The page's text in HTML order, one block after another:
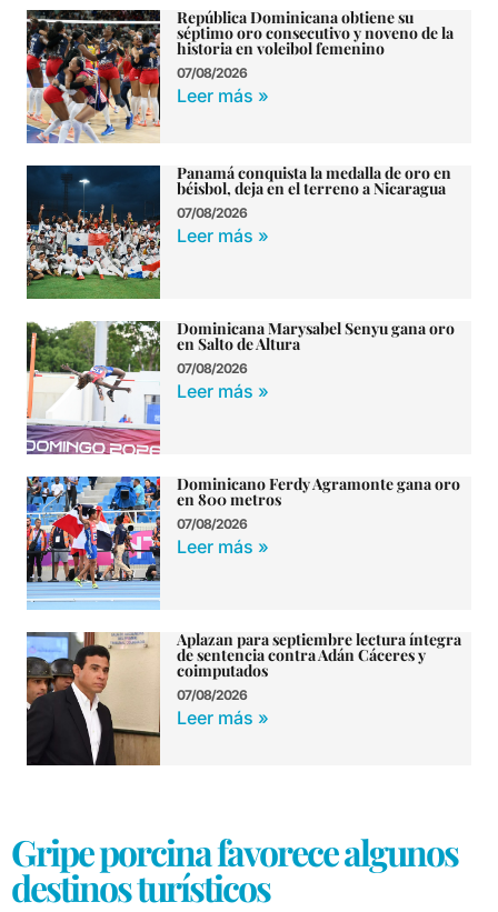
República Dominicana obtiene su
séptimo oro consecutivo y noveno de la
historia en voleibol femenino
07/08/2026
Leer más »
Panamá conquista la medalla de oro en
béisbol, deja en el terreno a Nicaragua
07/08/2026
Leer más »
Dominicana Marysabel Senyu gana oro
en Salto de Altura
07/08/2026
Leer más »
Dominicano Ferdy Agramonte gana oro
en 800 metros
07/08/2026
Leer más »
Aplazan para septiembre lectura íntegra
de sentencia contra Adán Cáceres y
coimputados
07/08/2026
Leer más »
Gripe porcina favorece algunos
destinos turísticos